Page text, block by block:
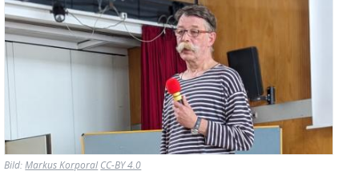
Bild:Markus Korporal CC-BY 4.0